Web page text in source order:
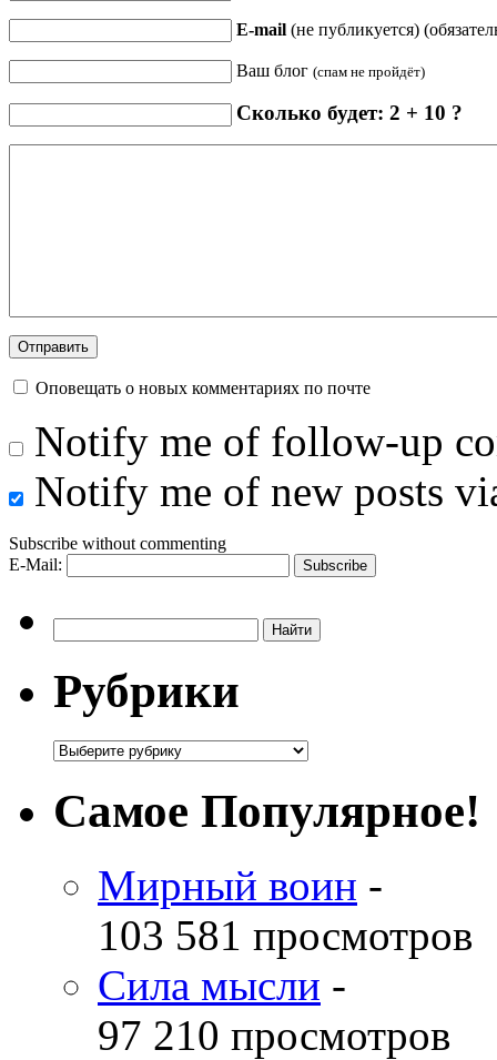
E-mail (не публикуется)
Ваш блог (спам не пройдёт)
Сколько будет: 2 + 10 ?
Оповещать о новых комментариях по почте
Notify me of follow-up
Notify me of new posts
Subscribe without commenting
E-Mail:
Рубрики
Самое Популярное!
Мирный воин -
103 581 просмотров
Сила мысли -
97 210 просмотров